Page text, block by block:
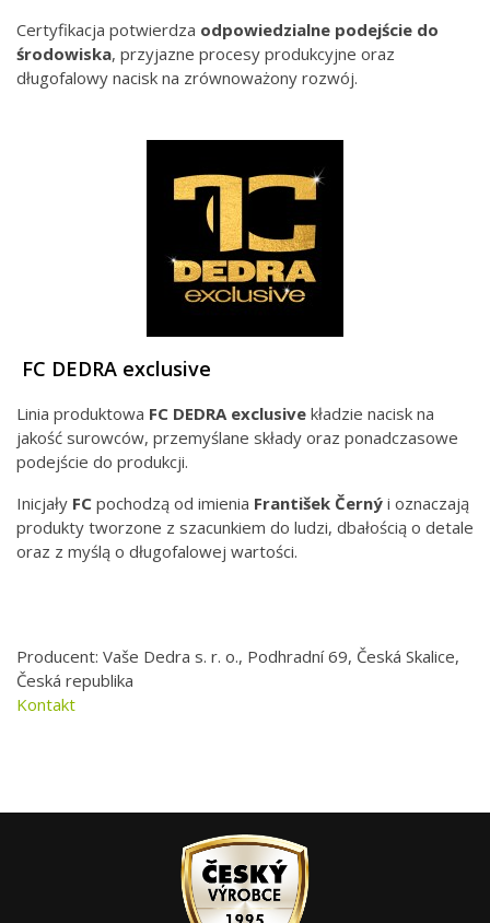
Certyfikacja potwierdza odpowiedzialne podejście do
środowiska, przyjazne procesy produkcyjne oraz
długofalowy nacisk na zrównoważony rozwój.
FC DEDRA exclusive
Linia produktowa FC DEDRA exclusive kładzie nacisk na
jakość surowców, przemyślane składy oraz ponadczasowe
podejście do produkcji.
Inicjały FC pochodzą od imienia František Černý i oznaczają
produkty tworzone z szacunkiem do ludzi, dbałością o detale
oraz z myślą o długofalowej wartości.
Producent: Vaše Dedra s. r. o., Podhradní 69, Česká Skalice,
Česká republika
Kontakt